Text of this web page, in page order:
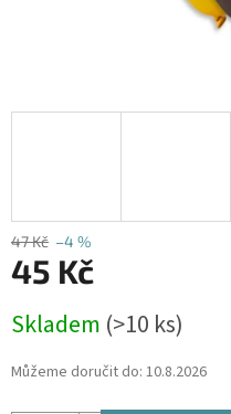
47 Kč –4 %
45 Kč
cena:
Skladem (>10 ks)
Můžeme doručit do: 10.8.2026